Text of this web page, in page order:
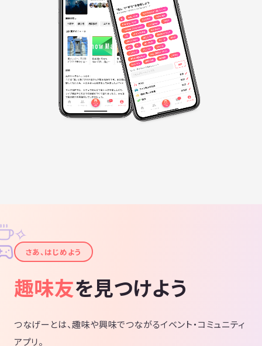
✦
✧
さあ、はじめよう
趣味友を見つけよう
つなげーとは、趣味や興味でつながるイベント・コミュニティ
アプリ。